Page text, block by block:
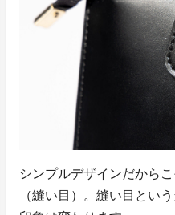
シンプルデザインだから
（縫い目）。縫い目とい